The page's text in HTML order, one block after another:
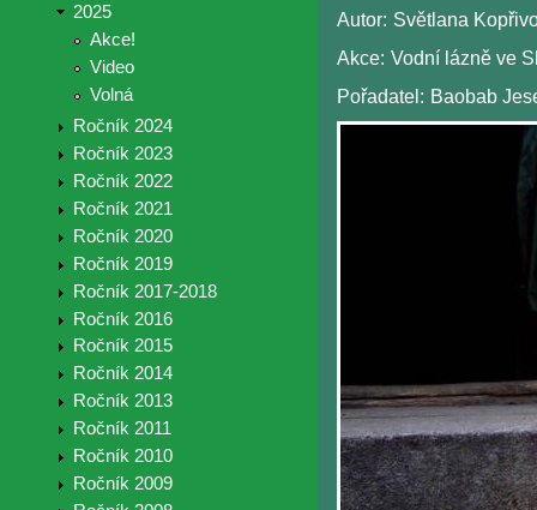
2025
Akce!
Video
Volná
Ročník 2024
Ročník 2023
Ročník 2022
Ročník 2021
Ročník 2020
Ročník 2019
Ročník 2017-2018
Ročník 2016
Ročník 2015
Ročník 2014
Ročník 2013
Ročník 2011
Ročník 2010
Ročník 2009
Autor: Světlana
Akce: Vodní lázně ve
Pořadatel: Baobab